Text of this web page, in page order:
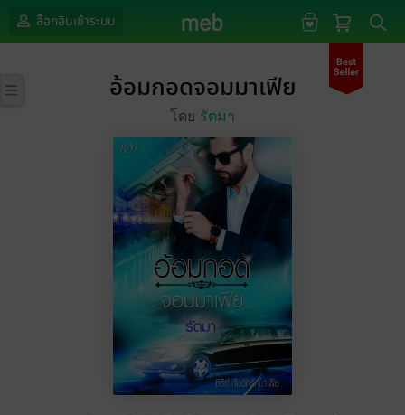
ล็อกอินเข้าระบบ
อ้อมกอดจอมมาเฟีย
โดย รัตมา